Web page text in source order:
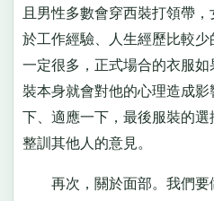
且男性多數會穿西裝打領帶
於工作經驗、人生經歷比較
一定很多，正式場合的衣服
裝本身就會對他的心理造成
下、適應一下，最後服裝的
整訓其他人的意見。
再次，關於面部。我們要